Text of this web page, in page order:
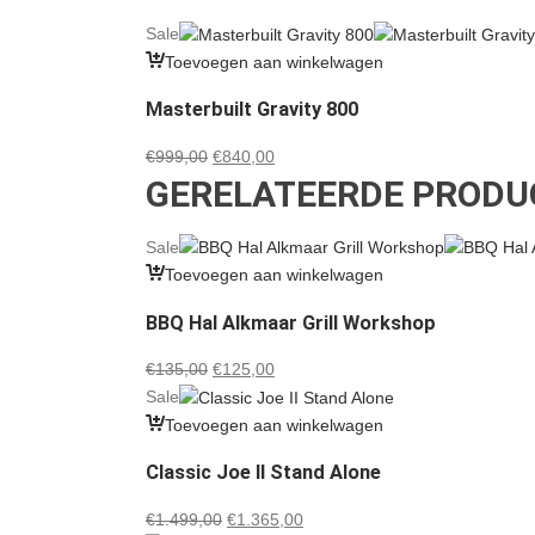
Sale
Toevoegen aan winkelwagen
Masterbuilt Gravity 800
€999,00 Oorspronkelijke
prijs
was:
€999,00.
€840,00Huidige
prijs
is:
€840,00.
GERELATEERDE
Sale
Toevoegen aan winkelwagen
BBQ Hal Alkmaar Grill Workshop
€135,00 Oorspronkelijke
prijs
was:
€125,00Huidige
prijs
is:
Sale
Toevoegen aan winkelwagen
Classic Joe II Stand Alone
€1.499,00 Oorspronkelijke
€1.365,00Huidige